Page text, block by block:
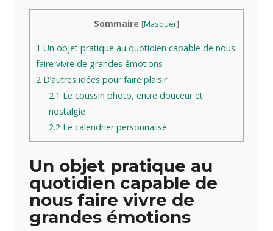
Sommaire [Masquer]
1 Un objet pratique au quotidien capable de nous
faire vivre de grandes émotions
2 D’autres idées pour faire plaisir
2.1 Le coussin photo, entre douceur et
nostalgie
2.2 Le calendrier personnalisé
Un objet pratique au
quotidien capable de
nous faire vivre de
grandes émotions